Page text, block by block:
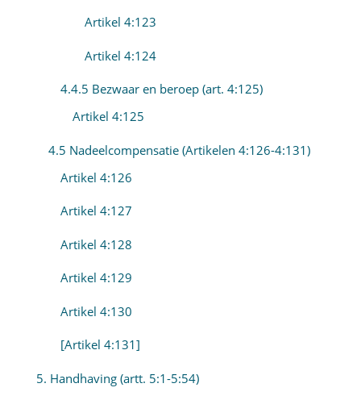
Artikel 4:123
Artikel 4:124
4.4.5 Bezwaar en beroep (art. 4:125)
Artikel 4:125
4.5 Nadeelcompensatie (Artikelen 4:126-4:131)
Artikel 4:126
Artikel 4:127
Artikel 4:128
Artikel 4:129
Artikel 4:130
[Artikel 4:131]
5. Handhaving (artt. 5:1-5:54)